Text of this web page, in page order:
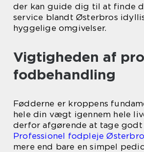
der kan guide dig til at finde
service blandt Østerbros
hyggelige omgivelser.
Vigtigheden af
fodbehandling
Fødderne er kroppens
hele din vægt igennem hele
derfor afgørende at tage godt
Professionel fodpleje Østerbro
mere end bare en simpel